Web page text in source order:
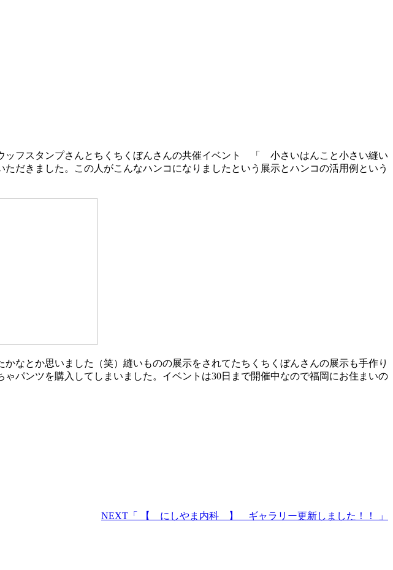
ッフスタンプさんとちくちくぼんさんの共催イベント 「 小さいはんこと小さい縫い
きました。この人がこんなハンコになりましたという展示とハンコの活用例という
なとか思いました（笑）縫いものの展示をされてたちくちくぼんさんの展示も手作り
パンツを購入してしまいました。イベントは30日まで開催中なので福岡にお住まいの
NEXT 「 【 にしやま内科 】 ギャラリー更新しました！！ 」